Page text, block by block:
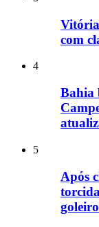
com
4
Bahia
5
Após